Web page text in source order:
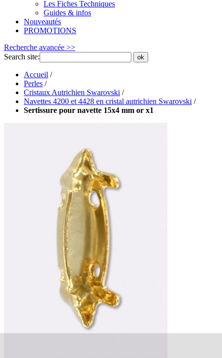
Les Fiches Techniques
Guides & infos
Nouveautés
PROMOTIONS
Recherche avancée >>
Search site:
ok
Accueil /
Perles /
Cristaux Autrichien Swarovski /
Navettes 4200 et 4428 en cristal autrichien Swarovski /
Sertissure pour navette 15x4 mm or x1